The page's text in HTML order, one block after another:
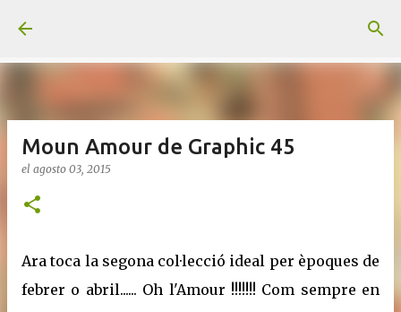
Moun Amour de Graphic 45
el agosto 03, 2015
Ara toca la segona col·lecció ideal per èpoques de
febrer o abril...... Oh l'Amour !!!!!!! Com sempre en